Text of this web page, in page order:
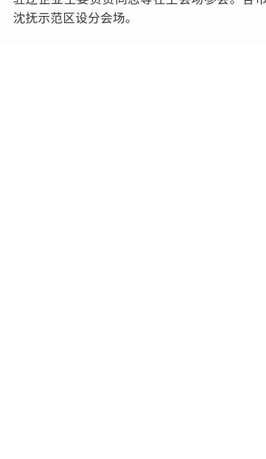
沈抚示范区设分会场。